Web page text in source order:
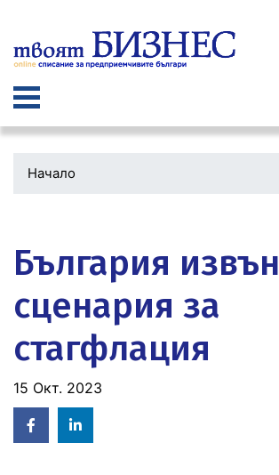
към
основното
Начало
България извън
сценария за
стагфлация
15 Окт. 2023
Facebook
in